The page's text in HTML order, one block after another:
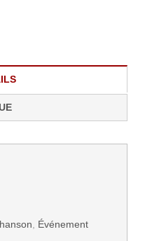
Événement